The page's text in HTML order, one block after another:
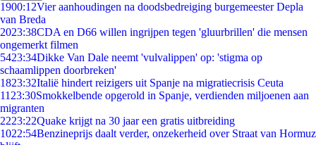
1900:12Vier aanhoudingen na doodsbedreiging burgemeester Depla
van Breda
2023:38CDA en D66 willen ingrijpen tegen 'gluurbrillen' die mensen
ongemerkt filmen
5423:34Dikke Van Dale neemt 'vulvalippen' op: 'stigma op
schaamlippen doorbreken'
1823:32Italië hindert reizigers uit Spanje na migratiecrisis Ceuta
11 23:30Smokkelbende opgerold in Spanje, verdienden miljoenen aan
migranten
2223:22Quake krijgt na 30 jaar een gratis uitbreiding
1022:54Benzineprijs daalt verder, onzekerheid over Straat van Hormuz